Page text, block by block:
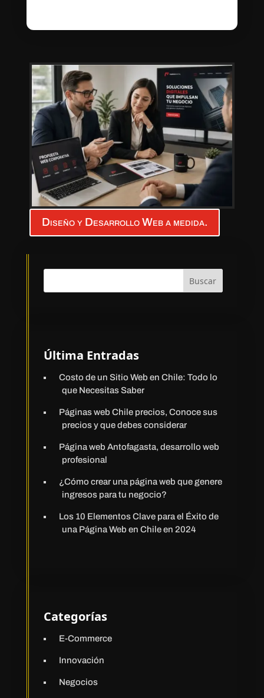
Diseño y Desarrollo Web a medida.
Buscar
Última Entradas
Costo de un Sitio Web en Chile: Todo lo
que Necesitas Saber
Páginas web Chile precios, Conoce sus
precios y que debes considerar
Página web Antofagasta, desarrollo web
profesional
¿Cómo crear una página web que genere
ingresos para tu negocio?
Los 10 Elementos Clave para el Éxito de
una Página Web en Chile en 2024
Categorías
E-Commerce
Innovación
Negocios